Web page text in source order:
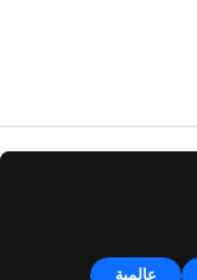
عالمية